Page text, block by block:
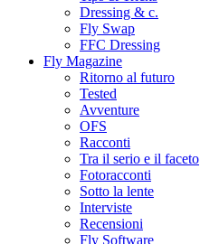
Dressing & c.
Fly Swap
FFC Dressing
Fly Magazine
Ritorno al futuro
Tested
Avventure
OFS
Racconti
Tra il serio e il faceto
Fotoracconti
Sotto la lente
Interviste
Recensioni
Fly Software